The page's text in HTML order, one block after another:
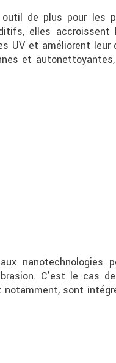
de plus pour les
elles accroissent
UV et améliorent
et
C’est le
notamment, sont